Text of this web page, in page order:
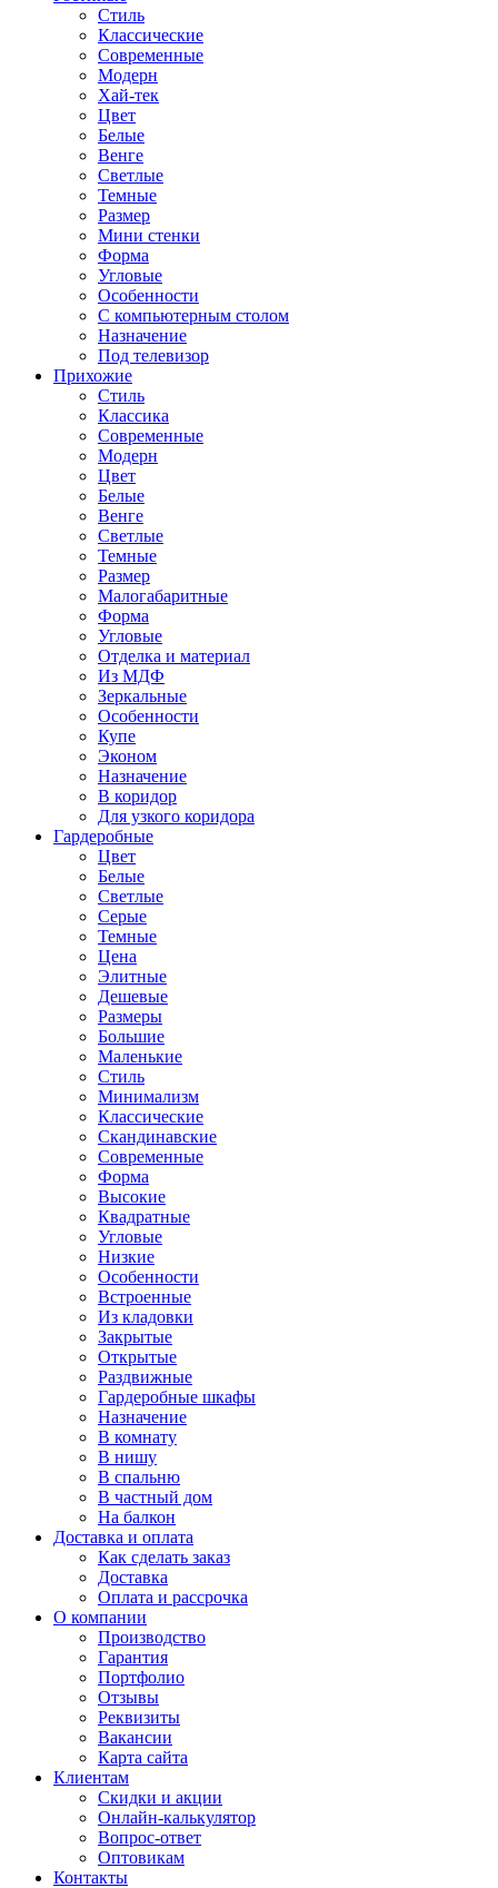
Стиль
Классические
Современные
Модерн
Хай-тек
Цвет
Белые
Венге
Светлые
Темные
Размер
Мини стенки
Форма
Угловые
Особенности
С компьютерным столом
Назначение
Под телевизор
Прихожие
Стиль
Классика
Современные
Модерн
Цвет
Белые
Венге
Светлые
Темные
Размер
Малогабаритные
Форма
Угловые
Отделка и материал
Из МДФ
Зеркальные
Особенности
Купе
Эконом
Назначение
В коридор
Для узкого коридора
Гардеробные
Цвет
Белые
Светлые
Серые
Темные
Цена
Элитные
Дешевые
Размеры
Большие
Маленькие
Стиль
Минимализм
Классические
Скандинавские
Современные
Форма
Высокие
Квадратные
Угловые
Низкие
Особенности
Встроенные
Из кладовки
Закрытые
Открытые
Раздвижные
Гардеробные шкафы
Назначение
В комнату
В нишу
В спальню
В частный дом
На балкон
Доставка и оплата
Как сделать заказ
Доставка
Оплата и рассрочка
О компании
Производство
Гарантия
Портфолио
Отзывы
Реквизиты
Вакансии
Карта сайта
Клиентам
Скидки и акции
Онлайн-калькулятор
Вопрос-ответ
Оптовикам
Контакты